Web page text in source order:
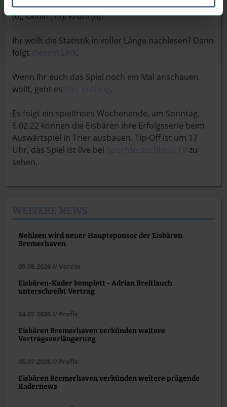
(37), Baggette (0), Laster (13) Reischel (14), Richards
(0), Oehle (13), Kruhl (0)
Ihr wollt die Statistik in voller Länge nachlesen? Dann
folgt
.
Wenn Ihr euch das Spiel noch ein Mal anschauen
wollt, geht es
.
Es folgt ein spielfreies Wochenende, am Sonntag,
6.02.22 können die Eisbären ihre Erfolgsserie beim
Auswärtspiel in Trier ausbauen. Tip-Off ist um 17
Uhr, das Spiel ist live bei
zu
sehen.
Nehlsen wird neuer Hauptsponsor der Eisbären
Bremerhaven
05.08.2026 // Verein
Eisbären-Kader komplett - Adrian Breitlauch
unterschreibt Vertrag
24.07.2026 // Profis
Eisbären Bremerhaven verkünden weitere
Vertragsverlängerung
05.07.2026 // Profis
Eisbären Bremerhaven verkünden weitere prägende
Kadernews